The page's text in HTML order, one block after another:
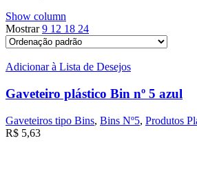
Show column
Mostrar9 12 18 24
Adicionar à Lista de Desejos
Gaveteiro plástico Bin nº 5 azul
Gaveteiros tipo Bins, Bins Nº5, Produtos
R$ 5,63